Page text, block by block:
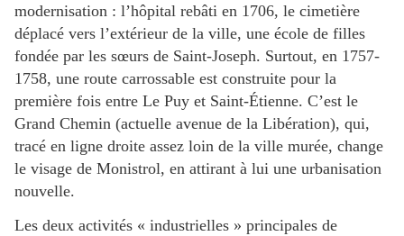
modernisation : l’hôpital rebâti en 1706, le cimetière
déplacé vers l’extérieur de la ville, une école de filles
fondée par les sœurs de Saint-Joseph. Surtout, en 1757-
1758, une route carrossable est construite pour la
première fois entre Le Puy et Saint-Étienne. C’est le
Grand Chemin (actuelle avenue de la Libération), qui,
tracé en ligne droite assez loin de la ville murée, change
le visage de Monistrol, en attirant à lui une urbanisation
nouvelle.
Les deux activités « industrielles » principales de